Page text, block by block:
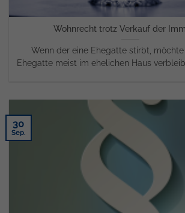
Wohnrecht trotz Verkauf der
Wenn der eine Ehegatte stirbt,
Ehegatte meist im ehelichen Haus
30
Sep.